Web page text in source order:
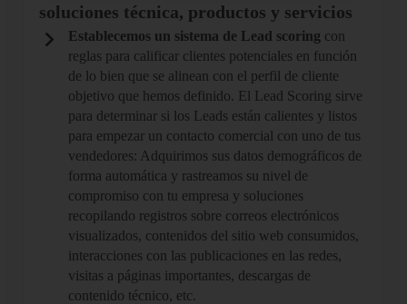
soluciones técnica, productos y servicios
Establecemos un sistema de Lead scoring con
reglas para calificar clientes potenciales en función
de lo bien que se alinean con el perfil de cliente
objetivo que hemos definido. El Lead Scoring sirve
para determinar si los Leads están calientes y listos
para empezar un contacto comercial con uno de tus
vendedores: Adquirimos sus datos demográficos de
forma automática y rastreamos su nivel de
compromiso con tu empresa y soluciones
recopilando registros sobre correos electrónicos
visualizados, contenidos del sitio web consumidos,
interacciones con las publicaciones en las redes,
visitas a páginas importantes, descargas de
contenido técnico, etc.